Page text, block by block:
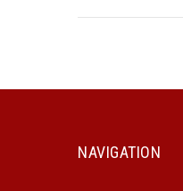
NAVIGATION